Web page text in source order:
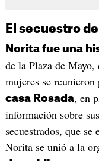
El secuestro
Norita fue una
de la Plaza de
mujeres se
casa Rosada, en
información sobre
secuestrados, que se
Norita se unió a la